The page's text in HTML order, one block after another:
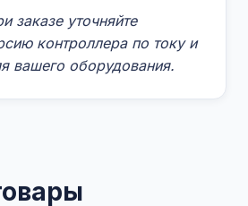
заказе уточняйте
контроллера по току и
вашего оборудования.